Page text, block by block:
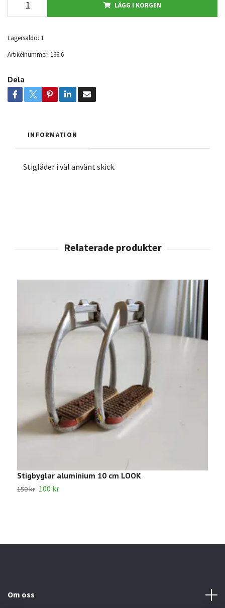
LÄGG I KORGEN
Lagersaldo: 1
Artikelnummer: 166.6
Dela
INFORMATION
Stigläder i väl använt skick.
Stigbyglar aluminium 10 cm LOOK
150 kr 100 kr
Om oss